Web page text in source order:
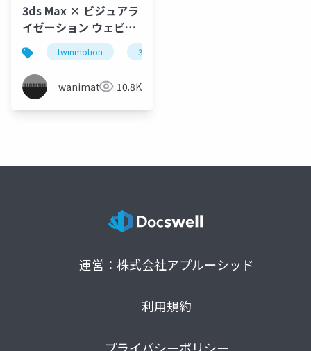
3ds Max × ビジュアラ
イゼーション ウェビナ
ー 第5弾 ～3ds
Max_Vray &
Twinmotionワークフ
ロー～Share
twinmotion 3dsmax
wanimation 10.8K
運営：株式会社アプルーシッド
利用規約
プライバシーポリシー